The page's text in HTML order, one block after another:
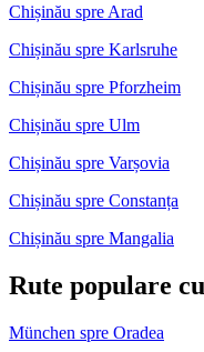
Chișinău spre Arad
Chișinău spre Karlsruhe
Chișinău spre Pforzheim
Chișinău spre Ulm
Chișinău spre Varșovia
Chișinău spre Constanța
Chișinău spre Mangalia
Rute populare
München spre Oradea